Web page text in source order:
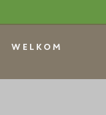
WELKOM